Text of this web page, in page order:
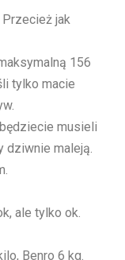
Przecież jak
156
tylko macie
musieli
dziwnie maleją.
ale tylko ok.
Benro 6 kg.